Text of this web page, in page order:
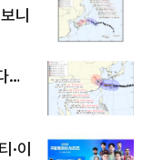
니
…
·이